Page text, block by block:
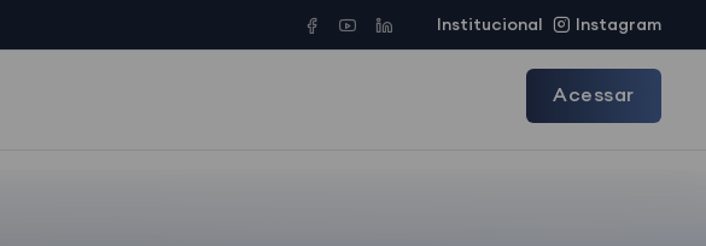
Institucional Instagram
Acessar